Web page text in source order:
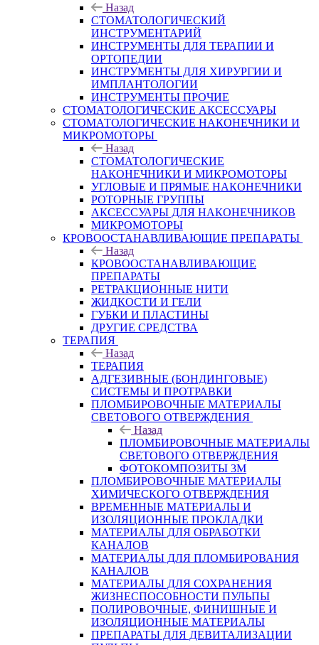
Назад
СТОМАТОЛОГИЧЕСКИЙ
ИНСТРУМЕНТАРИЙ
ИНСТРУМЕНТЫ ДЛЯ ТЕРАПИИ И
ОРТОПЕДИИ
ИНСТРУМЕНТЫ ДЛЯ ХИРУРГИИ И
ИМПЛАНТОЛОГИИ
ИНСТРУМЕНТЫ ПРОЧИЕ
СТОМАТОЛОГИЧЕСКИЕ АКСЕССУАРЫ
СТОМАТОЛОГИЧЕСКИЕ НАКОНЕЧНИКИ И
МИКРОМОТОРЫ
Назад
СТОМАТОЛОГИЧЕСКИЕ
НАКОНЕЧНИКИ И МИКРОМОТОРЫ
УГЛОВЫЕ И ПРЯМЫЕ НАКОНЕЧНИКИ
РОТОРНЫЕ ГРУППЫ
АКСЕССУАРЫ ДЛЯ НАКОНЕЧНИКОВ
МИКРОМОТОРЫ
КРОВООСТАНАВЛИВАЮЩИЕ ПРЕПАРАТЫ
Назад
КРОВООСТАНАВЛИВАЮЩИЕ
ПРЕПАРАТЫ
РЕТРАКЦИОННЫЕ НИТИ
ЖИДКОСТИ И ГЕЛИ
ГУБКИ И ПЛАСТИНЫ
ДРУГИЕ СРЕДСТВА
ТЕРАПИЯ
Назад
ТЕРАПИЯ
АДГЕЗИВНЫЕ (БОНДИНГОВЫЕ)
СИСТЕМЫ И ПРОТРАВКИ
ПЛОМБИРОВОЧНЫЕ МАТЕРИАЛЫ
СВЕТОВОГО ОТВЕРЖДЕНИЯ
Назад
ПЛОМБИРОВОЧНЫЕ МАТЕРИАЛЫ
СВЕТОВОГО ОТВЕРЖДЕНИЯ
ФОТОКОМПОЗИТЫ 3М
ПЛОМБИРОВОЧНЫЕ МАТЕРИАЛЫ
ХИМИЧЕСКОГО ОТВЕРЖДЕНИЯ
ВРЕМЕННЫЕ МАТЕРИАЛЫ И
ИЗОЛЯЦИОННЫЕ ПРОКЛАДКИ
МАТЕРИАЛЫ ДЛЯ ОБРАБОТКИ
КАНАЛОВ
МАТЕРИАЛЫ ДЛЯ ПЛОМБИРОВАНИЯ
КАНАЛОВ
МАТЕРИАЛЫ ДЛЯ СОХРАНЕНИЯ
ЖИЗНЕСПОСОБНОСТИ ПУЛЬПЫ
ПОЛИРОВОЧНЫЕ, ФИНИШНЫЕ И
ИЗОЛЯЦИОННЫЕ МАТЕРИАЛЫ
ПРЕПАРАТЫ ДЛЯ ДЕВИТАЛИЗАЦИИ